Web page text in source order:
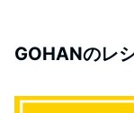
GOHANのレ